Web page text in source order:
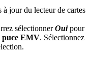
sélectionnerOuipour
puce EMV. Sélectionnez